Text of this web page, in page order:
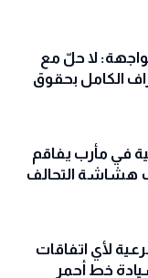
لا حلّ مع
الكامل بحقوق
في مأرب يفاقم
هشاشة التحالف
لأي اتفاقات
خط أحمر